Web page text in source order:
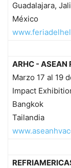
Guadalajara,
México
ARHC -
Marzo 17 al 19
Impact
Bangkok
Tailandia